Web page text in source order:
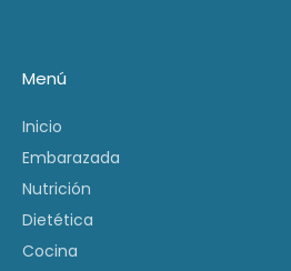
Menú
Inicio
Embarazada
Nutrición
Dietética
Cocina